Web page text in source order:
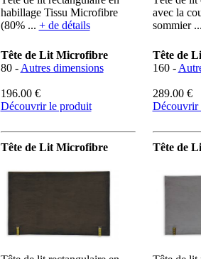
habillage Tissu Microfibre
(80% ... + de détails
Tête de Lit Microfibre
80 - Autres dimensions
196.00 €
Découvrir le produit
avec la
sommier
Tête de
160 -
289.00 €
Découvrir
Tête de Lit Microfibre Tête de